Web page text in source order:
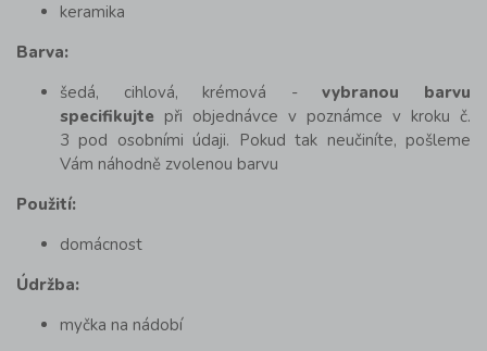
keramika
Barva:
šedá, cihlová, krémová -vybranou barvu
specifikujte při objednávce v poznámce v kroku č.
3 pod osobními údaji. Pokud tak neučiníte, pošleme
Vám náhodně zvolenou barvu
Použití:
domácnost
Údržba:
myčka na nádobí